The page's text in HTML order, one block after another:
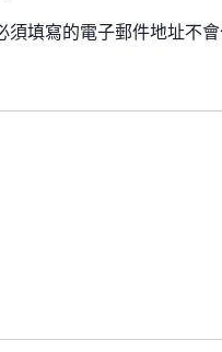
須填寫的電子郵件地址不會